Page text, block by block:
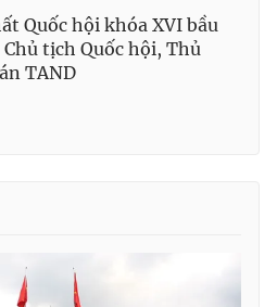
Quốc hội khóa XVI bầu
tịch Quốc hội, Thủ
TAND